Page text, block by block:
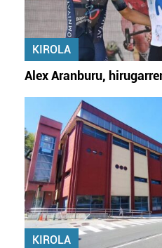
KIROLA
Alex Aranburu,
KIROLA